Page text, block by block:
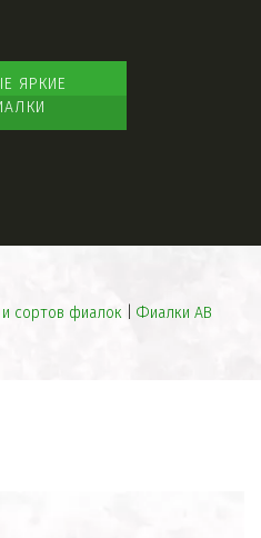
ЯРКИЕ
и сортов фиалок | Фиалки АВ